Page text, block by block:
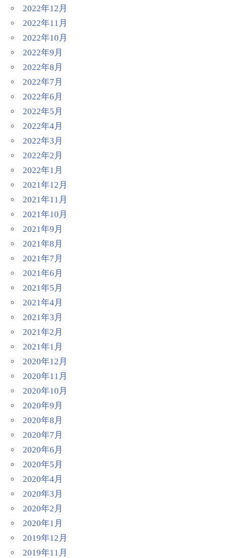
2022年12月
2022年11月
2022年10月
2022年9月
2022年8月
2022年7月
2022年6月
2022年5月
2022年4月
2022年3月
2022年2月
2022年1月
2021年12月
2021年11月
2021年10月
2021年9月
2021年8月
2021年7月
2021年6月
2021年5月
2021年4月
2021年3月
2021年2月
2021年1月
2020年12月
2020年11月
2020年10月
2020年9月
2020年8月
2020年7月
2020年6月
2020年5月
2020年4月
2020年3月
2020年2月
2020年1月
2019年12月
2019年11月